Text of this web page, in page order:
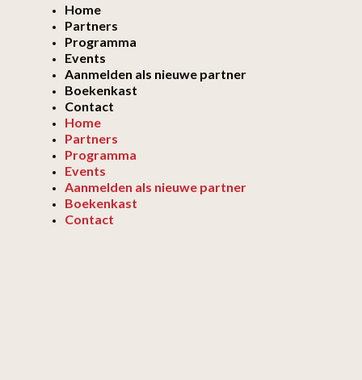
Home
Partners
Programma
Events
Aanmelden als nieuwe partner
Boekenkast
Contact
Home
Partners
Programma
Events
Aanmelden als nieuwe partner
Boekenkast
Contact